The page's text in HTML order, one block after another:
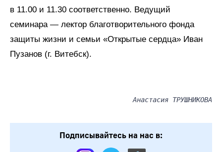
в 11.00 и 11.30 соответственно. Ведущий
семинара — лектор благотворительного фонда
защиты жизни и семьи «Открытые сердца» Иван
Пузанов (г. Витебск).
Анастасия ТРУШНИКОВА
Подписывайтесь на нас в: